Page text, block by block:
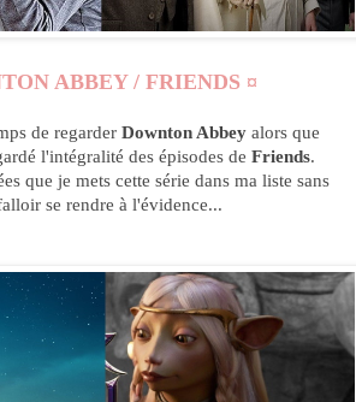
ABBEY / FRIENDS ¤
de regarder Downton Abbey alors que
l'intégralité des épisodes de Friends.
que je mets cette série dans ma liste sans
se rendre à l'évidence...